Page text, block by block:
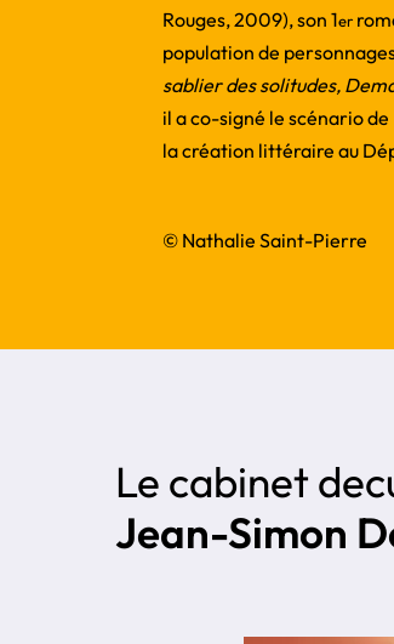
Rouges, 2009), son 1er
population de
sablier des solitudes,
il a co-signé le scénario de
la création littéraire au
© Nathalie Saint-Pierre
Le cabinet de
Jean-Simon